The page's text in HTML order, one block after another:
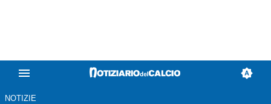
NOTIZIE